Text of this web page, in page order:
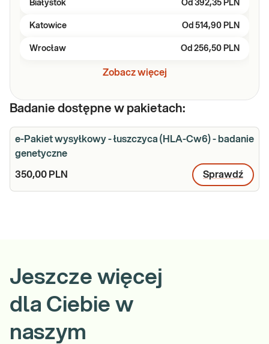
Białystok Od 392,35 PLN
Katowice Od 514,90 PLN
Wrocław Od 256,50 PLN
Zobacz więcej
Badanie dostępne w pakietach:
e-Pakiet wysyłkowy - łuszczyca (HLA-Cw6) - badanie
genetyczne
350,00 PLN Sprawdź
Jeszcze więcej
dla Ciebie w
naszym